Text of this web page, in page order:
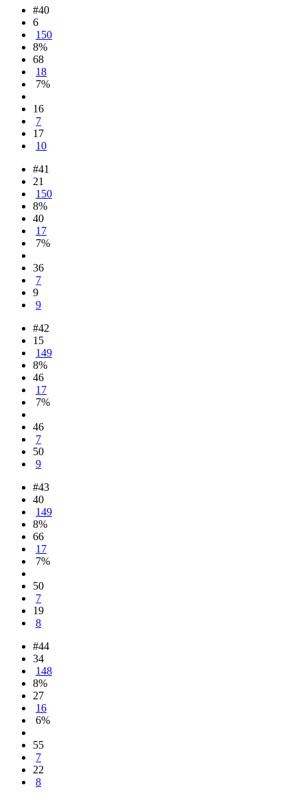
#40
6
150
8%
68
18
7%
16
7
17
10
#41
21
150
8%
40
17
7%
36
7
9
9
#42
15
149
8%
46
17
7%
46
7
50
9
#43
40
149
8%
66
17
7%
50
7
19
8
#44
34
148
8%
27
16
6%
55
7
22
8